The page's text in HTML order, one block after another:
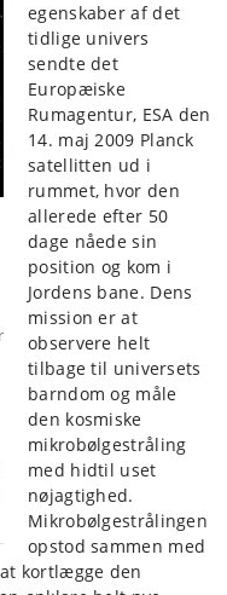
egenskaber af det
tidlige univers
sendte det
Europæiske
Rumagentur, ESA den
14. maj 2009 Planck
satellitten ud i
rummet, hvor den
allerede efter 50
dage nåede sin
position og kom i
Jordens bane. Dens
mission er at
observere helt
tilbage til universets
barndom og måle
den kosmiske
mikrobølgestråling
med hidtil uset
nøjagtighed.
Mikrobølgestrålingen
opstod sammen med
kortlægge den